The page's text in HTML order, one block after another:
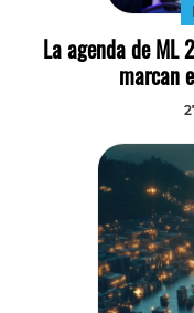
La agenda de ML
marcan